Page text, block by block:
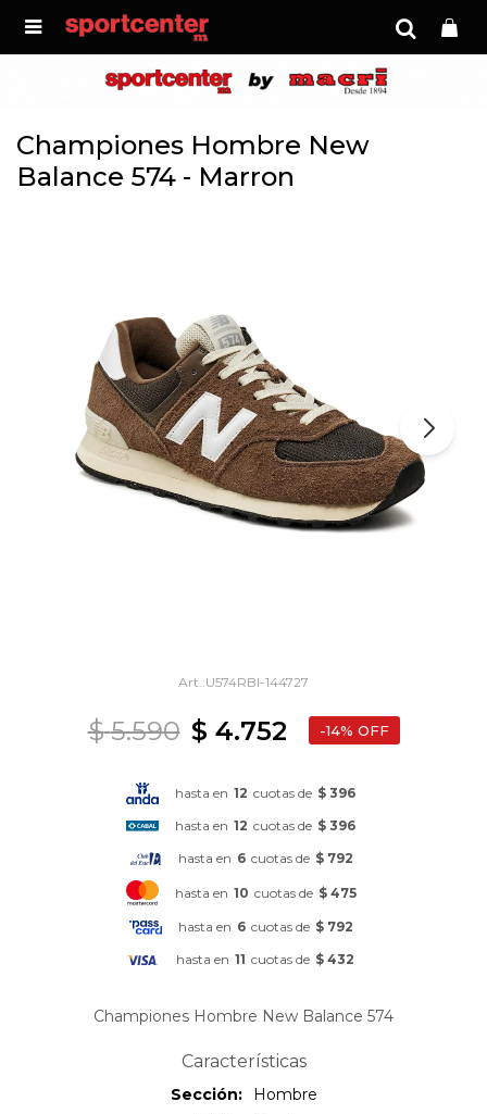

Championes Hombre New
Balance 574 - Marron
U574RBI-144727
$ 4.752
$ 5.590 14
hasta en 12 cuotas de $ 396
hasta en 12 cuotas de $ 396
hasta en 6 cuotas de $ 792
hasta en 10 cuotas de $ 475
hasta en 6 cuotas de $ 792
hasta en 11 cuotas de $ 432
Championes Hombre New Balance 574
Características
Sección
Hombre